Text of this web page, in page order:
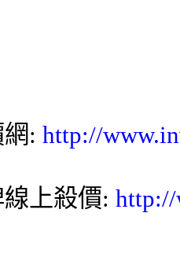
: http://
上殺價: http://